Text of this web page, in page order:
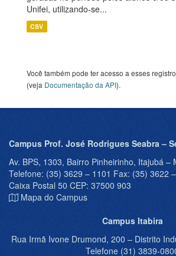
Unifei, utilizando-se...
CSV
Você também pode ter acesso a esses
(veja Documentação da API).
Campus Prof. José Rodrigues Seabra –
Av. BPS, 1303, Bairro Pinheirinho, Itajubá –
Telefone: (35) 3629 – 1101 Fax: (35) 3622
Caixa Postal 50 CEP: 37500 903
Mapa do Campus
Campus Itabira
Rua Irmã Ivone Drumond, 200 – Distrito
Telefone (31) 3839-